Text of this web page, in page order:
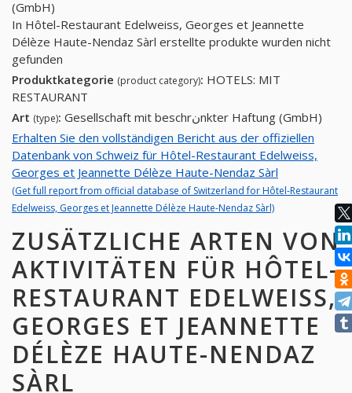
(GmbH)
In Hôtel-Restaurant Edelweiss, Georges et Jeannette
Délèze Haute-Nendaz Sàrl erstellte produkte wurden nicht
gefunden
Produktkategorie (product category): HOTELS: MIT
RESTAURANT
Art (type):
Gesellschaft mit beschrنnkter Haftung (GmbH)
Erhalten Sie den vollständigen Bericht aus der offiziellen
Datenbank von Schweiz für Hôtel-Restaurant Edelweiss,
Georges et Jeannette Délèze Haute-Nendaz Sàrl
(Get full report from official database of Switzerland for Hôtel-Restaurant
Edelweiss, Georges et Jeannette Délèze Haute-Nendaz Sàrl)
ZUSÄTZLICHE ARTEN VON
AKTIVITÄTEN FÜR HÔTEL-
RESTAURANT EDELWEISS,
GEORGES ET JEANNETTE
DÉLÈZE HAUTE-NENDAZ
SÀRL